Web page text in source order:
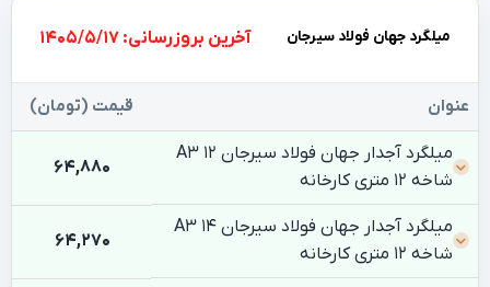
میلگرد جهان فولاد سیرجان بروزرسانی: 1405/5/17
عنوان قیمت (تومان)
میلگرد آجدار جهان فولاد سیرجان 12 A3
شاخه 12 متری کارخانه
64,880
میلگرد آجدار جهان فولاد سیرجان 14 A3
شاخه 12 متری کارخانه
64,270